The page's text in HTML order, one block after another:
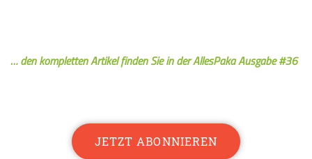
… den kompletten Artikel finden Sie in der AllesPaka Ausgabe #36
JETZT ABONNIEREN